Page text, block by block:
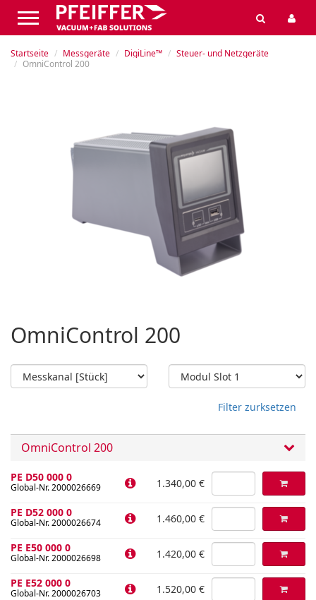
Startseite Messgeräte DigiLine™
Steuer- und Netzgeräte
OmniControl 200
OmniControl 200
Filter zurksetzen
OmniControl 200
PE D50 000 0
Global-Nr. 2000026669 1.340,00 €
PE D52 000 0
Global-Nr. 2000026674 1.460,00 €
PE E50 000 0
Global-Nr. 2000026698 1.420,00 €
PE E52 000 0
Global-Nr. 2000026703 1.520,00 €